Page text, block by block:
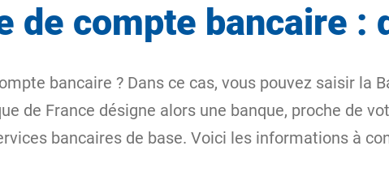
de compte bancaire :
bancaire ? Dans ce cas, vous pouvez saisir la
de France désigne alors une banque, proche de
bancaires de base. Voici les informations à